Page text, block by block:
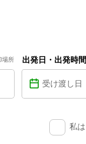
場所 出発日・出発時間
私は